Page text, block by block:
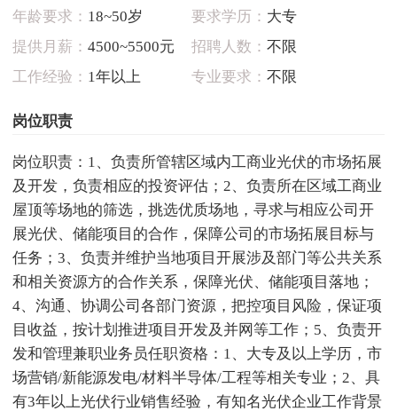
年龄要求： 18~50岁 要求学历： 大专
提供月薪： 4500~5500元 招聘人数： 不限
工作经验： 1年以上 专业要求： 不限
岗位职责
岗位职责：1、负责所管辖区域内工商业光伏的市场拓展
及开发，负责相应的投资评估；2、负责所在区域工商业
屋顶等场地的筛选，挑选优质场地，寻求与相应公司开
展光伏、储能项目的合作，保障公司的市场拓展目标与
任务；3、负责并维护当地项目开展涉及部门等公共关系
和相关资源方的合作关系，保障光伏、储能项目落地；
4、沟通、协调公司各部门资源，把控项目风险，保证项
目收益，按计划推进项目开发及并网等工作；5、负责开
发和管理兼职业务员任职资格：1、大专及以上学历，市
场营销/新能源发电/材料半导体/工程等相关专业；2、具
有3年以上光伏行业销售经验，有知名光伏企业工作背景